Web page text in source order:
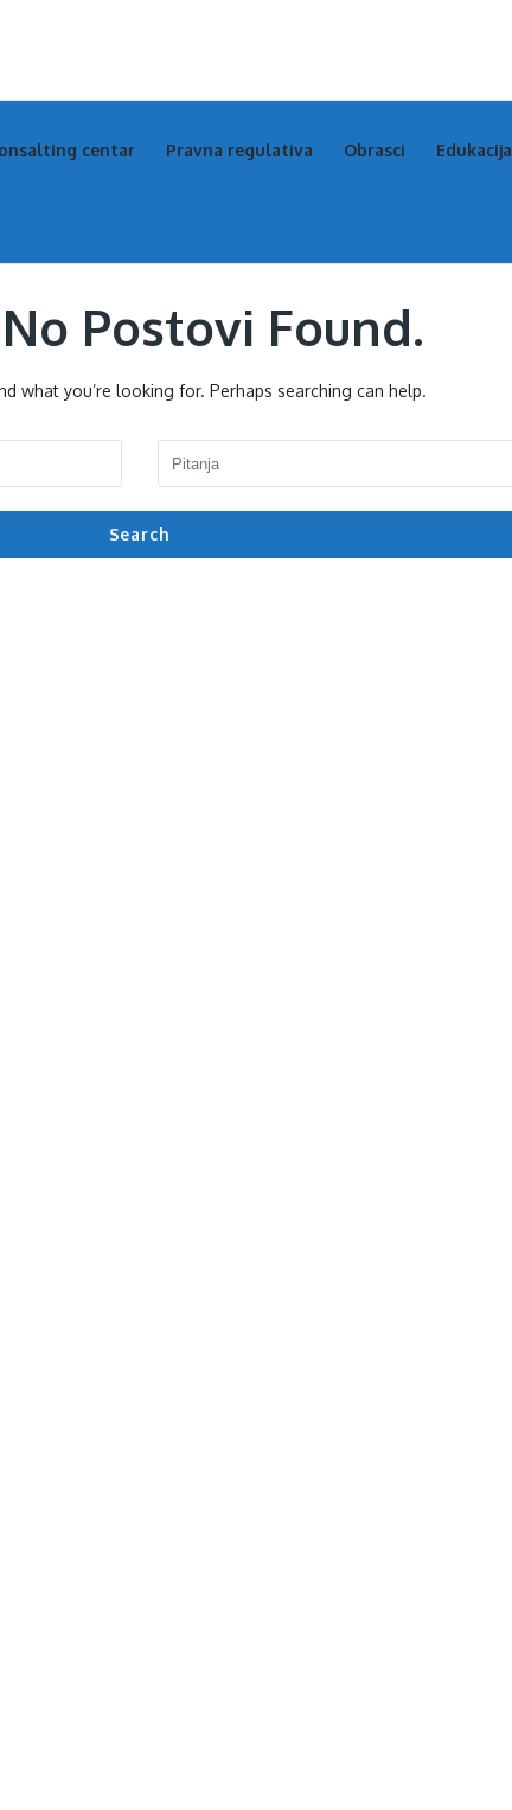
centar Pravna regulativa Obrasci Edukacija
Postovi Found.
what you’re looking for. Perhaps searching can help.